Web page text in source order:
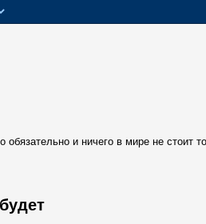
и ничего в мире не стоит